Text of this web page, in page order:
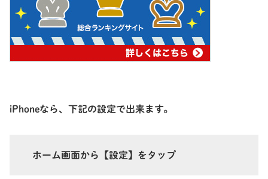
iPhoneなら、下記の設定で出来ます。
ホーム画面から 【設定】 をタップ